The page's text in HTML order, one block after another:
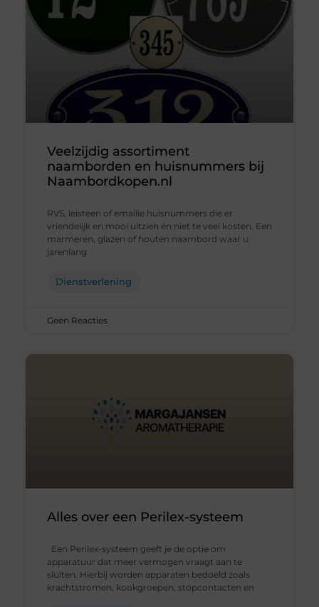
Veelzijdig assortiment
naamborden en huisnummers bij
Naambordkopen.nl
RVS, leisteen of emaille huisnummers die er
vriendelijk en mooi uitzien én niet te veel kosten. Een
marmeren, glazen of houten naambord waar u
jarenlang
Dienstverlening
Geen Reacties
Alles over een Perilex-systeem
Een Perilex-systeem geeft je de optie om
apparatuur dat meer vermogen vraagt aan te
sluiten. Hierbij worden apparaten bedoeld zoals
krachtstromen, kookgroepen, stopcontacten en